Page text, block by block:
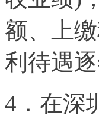
额、上
利待遇逐
4．在深